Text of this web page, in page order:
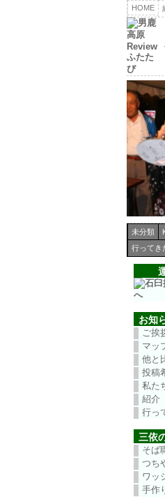
HOME
未分類
行ってき
運
お知
ご挨
マッ
他と
投稿
私た
紹介
行っ
三依
そば
つち
ワッ
手作